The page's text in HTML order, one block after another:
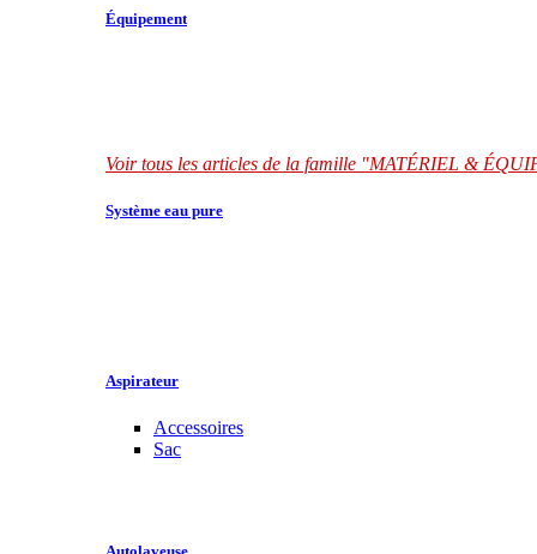
Équipement
Voir tous les articles de la famille "MATÉRIEL &
Système eau pure
Aspirateur
Accessoires
Sac